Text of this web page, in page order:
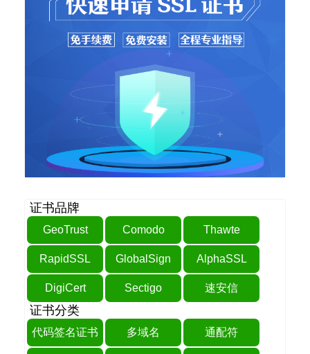
证书品牌
GeoTrust Comodo Thawte
RapidSSL GlobalSign AlphaSSL
DigiCert Sectigo 速安信
证书分类
代码签名证书 多域名 通配符